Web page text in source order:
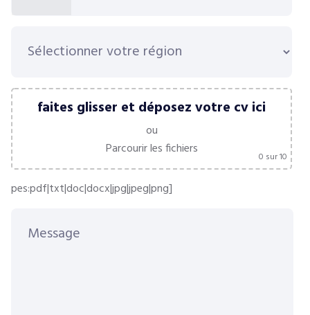
faites glisser et déposez votre cv ici
ou
Parcourir les fichiers
0 sur 10
pes:pdf|txt|doc|docx|jpg|jpeg|png]